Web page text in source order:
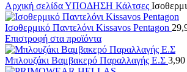
Αρχική σελίδαΥΠΟΔΗΣΗ Κάλτσες
Ισοθερμικό Παντελόνι Kissavos Pentagon
Επιστροφή στα προϊόντα
Μπλουζάκι Βαμβακερό Παραλλαγής Ε.Σ 3,90